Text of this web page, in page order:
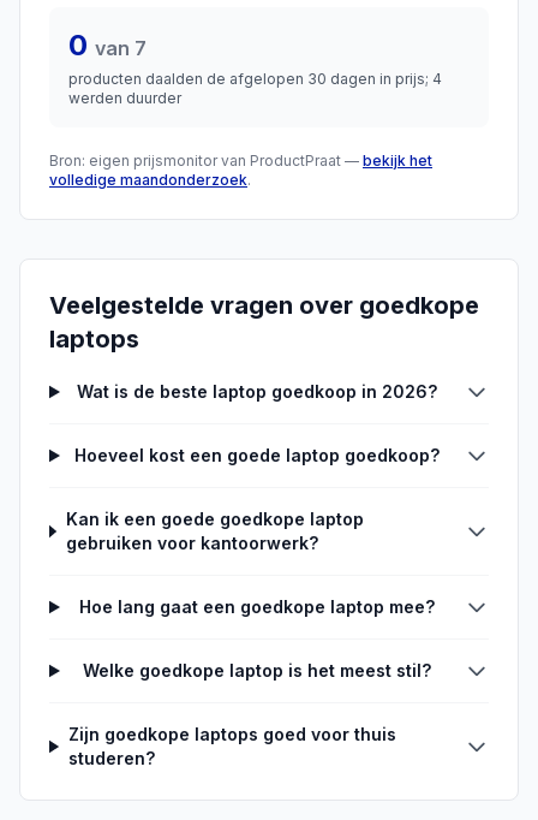
0 van 7
producten daalden de afgelopen 30 dagen in prijs; 4
werden duurder
Bron: eigen prijsmonitor van ProductPraat — bekijk het
volledige maandonderzoek.
Veelgestelde vragen over goedkope
laptops
Wat is de beste laptop goedkoop in 2026?
Hoeveel kost een goede laptop goedkoop?
Kan ik een goede goedkope laptop
gebruiken voor kantoorwerk?
Hoe lang gaat een goedkope laptop mee?
Welke goedkope laptop is het meest stil?
Zijn goedkope laptops goed voor thuis
studeren?